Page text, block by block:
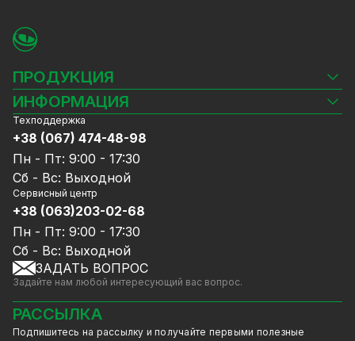
ПРОДУКЦИЯ
Камеры видеонаблюдения
Видеорегистраторы
Комплекты видеонаблюдения
СКУД
Источники питания
Сетевое оборудование
Ноутбуки и компьютеры
Аксессуары
Акции
Уцененный товар
GreenVision скидки
Мерч от GreenVision
Товары для дома
ИНФОРМАЦИЯ
Блог
Доставка и оплата
Гарантия и Сервисное обслуживание
Политика конфиденциальности
Договор публичной оферты
Сотрудничество
Услуги
Калькулятор расчёта объёма HDD
Техподдержка
+38 (067) 474-48-98
Пн - Пт: 9:00 - 17:30
Сб - Вс: Выходной
Сервисный центр
+38 (063)203-02-68
Пн - Пт: 9:00 - 17:30
Сб - Вс: Выходной
ЗАДАТЬ ВОПРОС
Задайте нам любой интересующий вас вопрос.
РАССЫЛКА
Подпишитесь на рассылку и получайте первыми полезные